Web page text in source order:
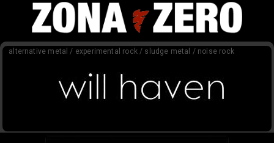
CONTENIDO
FEEEDBACK
alternative metal / experimental rock / sludge metal / noise rock